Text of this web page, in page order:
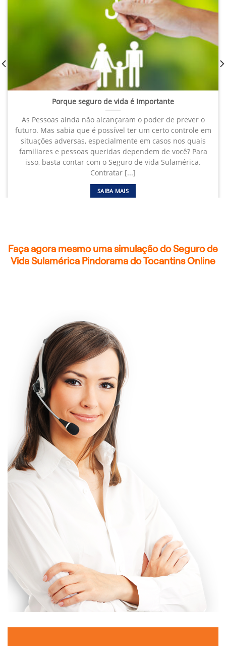
Porque seguro de vida é Importante
As Pessoas ainda não alcançaram o poder de prever o
futuro. Mas sabia que é possível ter um certo controle em
situações adversas, especialmente em casos nos quais
familiares e pessoas queridas dependem de você? Para
isso, basta contar com o Seguro de vida Sulamérica.
Contratar [...]
SAIBA MAIS
Faça agora mesmo uma simulação do Seguro de
Vida Sulamérica Pindorama do Tocantins Online